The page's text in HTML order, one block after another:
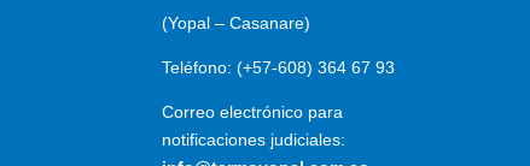
(Yopal – Casanare)
Teléfono: (+57-608) 364 67 93
Correo electrónico para
notificaciones judiciales: